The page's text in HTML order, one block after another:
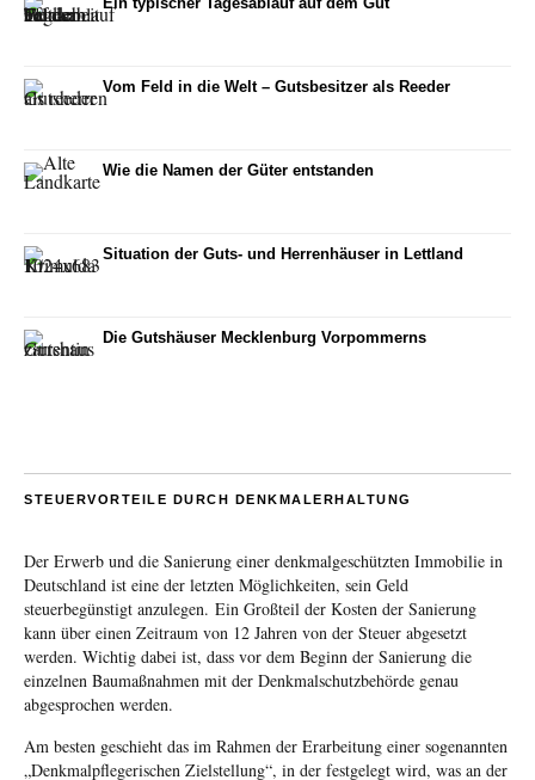
Vom Feld in die Welt – Gutsbesitzer als Reeder
Wie die Namen der Güter entstanden
Situation der Guts- und Herrenhäuser in Lettland
Die Gutshäuser Mecklenburg Vorpommerns
STEUERVORTEILE DURCH DENKMALERHALTUNG
Der Erwerb und die Sanierung einer denkmalgeschützten Immobilie in
Deutschland ist eine der letzten Möglichkeiten, sein Geld
steuerbegünstigt anzulegen. Ein Großteil der Kosten der Sanierung
kann über einen Zeitraum von 12 Jahren von der Steuer abgesetzt
werden. Wichtig dabei ist, dass vor dem Beginn der Sanierung die
einzelnen Baumaßnahmen mit der Denkmalschutzbehörde genau
abgesprochen werden.
Am besten geschieht das im Rahmen der Erarbeitung einer sogenannten
„Denkmalpflegerischen Zielstellung“, in der festgelegt wird, was an der